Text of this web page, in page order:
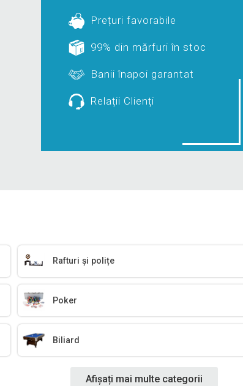
Prețuri favorabile
99% din mărfuri în stoc
Banii înapoi garantat
Relații Clienți
Rafturi și polițe
Poker
Biliard
Afișați mai multe categorii